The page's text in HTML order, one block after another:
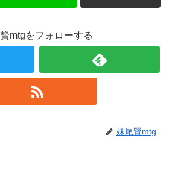
mtgをフォローする
妹尾賢mtg